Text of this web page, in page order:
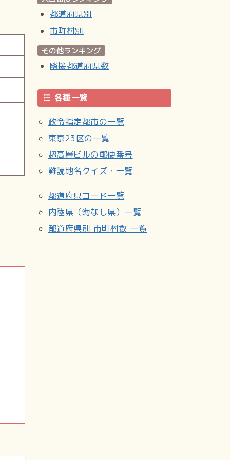
都道府県別
市町村別
その他ランキング
隣接都道府県数
各種一覧
政令指定都市の一覧
東京23区の一覧
超高層ビルの郵便番号
難読地名クイズ・一覧
都道府県コード一覧
内陸県（海なし県）一覧
都道府県別 市町村数 一覧